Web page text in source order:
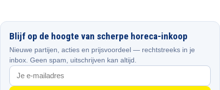
Blijf op de hoogte van scherpe horeca-inkoop
Nieuwe partijen, acties en prijsvoordeel — rechtstreeks in je
inbox. Geen spam, uitschrijven kan altijd.